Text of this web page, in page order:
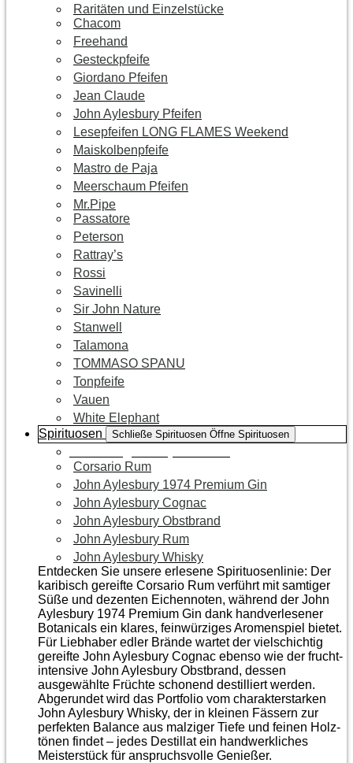
Raritäten und Einzelstücke
Chacom
Freehand
Gesteckpfeife
Giordano Pfeifen
Jean Claude
John Aylesbury Pfeifen
Lesepfeifen LONG FLAMES Weekend
Maiskolbenpfeife
Mastro de Paja
Meerschaum Pfeifen
Mr.Pipe
Passatore
Peterson
Rattray’s
Rossi
Savinelli
Sir John Nature
Stanwell
Talamona
TOMMASO SPANU
Tonpfeife
Vauen
White Elephant
Spirituosen
Schließe Spirituosen Öffne Spirituosen
Corsario Rum
John Aylesbury 1974 Premium Gin
John Aylesbury Cognac
John Aylesbury Obstbrand
John Aylesbury Rum
John Aylesbury Whisky
Entdecken Sie unsere erlesene Spirituosenlinie: Der
karibisch gereifte Corsario Rum verführt mit samtiger
Süße und dezenten Eichen­noten, während der John
Aylesbury 1974 Premium Gin dank handverlesener
Botanicals ein klares, feinwürziges Aromenspiel bietet.
Für Liebhaber edler Brände wartet der vielschichtig
gereifte John Aylesbury Cognac ebenso wie der frucht­
intensive John Aylesbury Obstbrand, dessen
ausgewählte Früchte schonend destilliert werden.
Abgerundet wird das Portfolio vom charakterstarken
John Aylesbury Whisky, der in kleinen Fässern zur
perfekten Balance aus malziger Tiefe und feinen Holz­
tönen findet – jedes Destillat ein handwerkliches
Meister­stück für anspruchsvolle Genießer.